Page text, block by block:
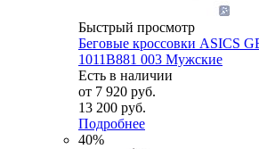
Быстрый просмотр
Беговые кроссовки ASICS
1011B881 003 Мужские
Есть в наличии
от 7 920 руб.
13 200 руб.
Подробнее
40%